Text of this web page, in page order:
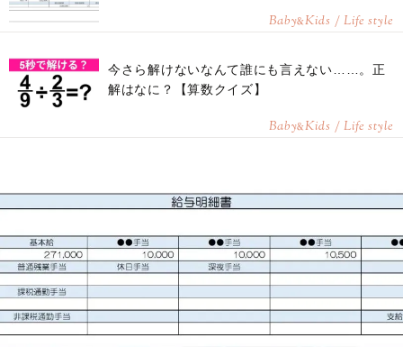
Baby&Kids / Life style
今さら解けないなんて誰にも言えない……。正
解はなに？【算数クイズ】
Baby&Kids / Life style